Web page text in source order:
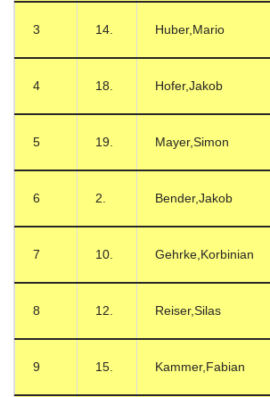
3 14. Huber,Mario
4 18. Hofer,Jakob
5 19. Mayer,Simon
6 2. Bender,Jakob
7 10. Gehrke,Korbinian
8 12. Reiser,Silas
9 15. Kammer,Fabian